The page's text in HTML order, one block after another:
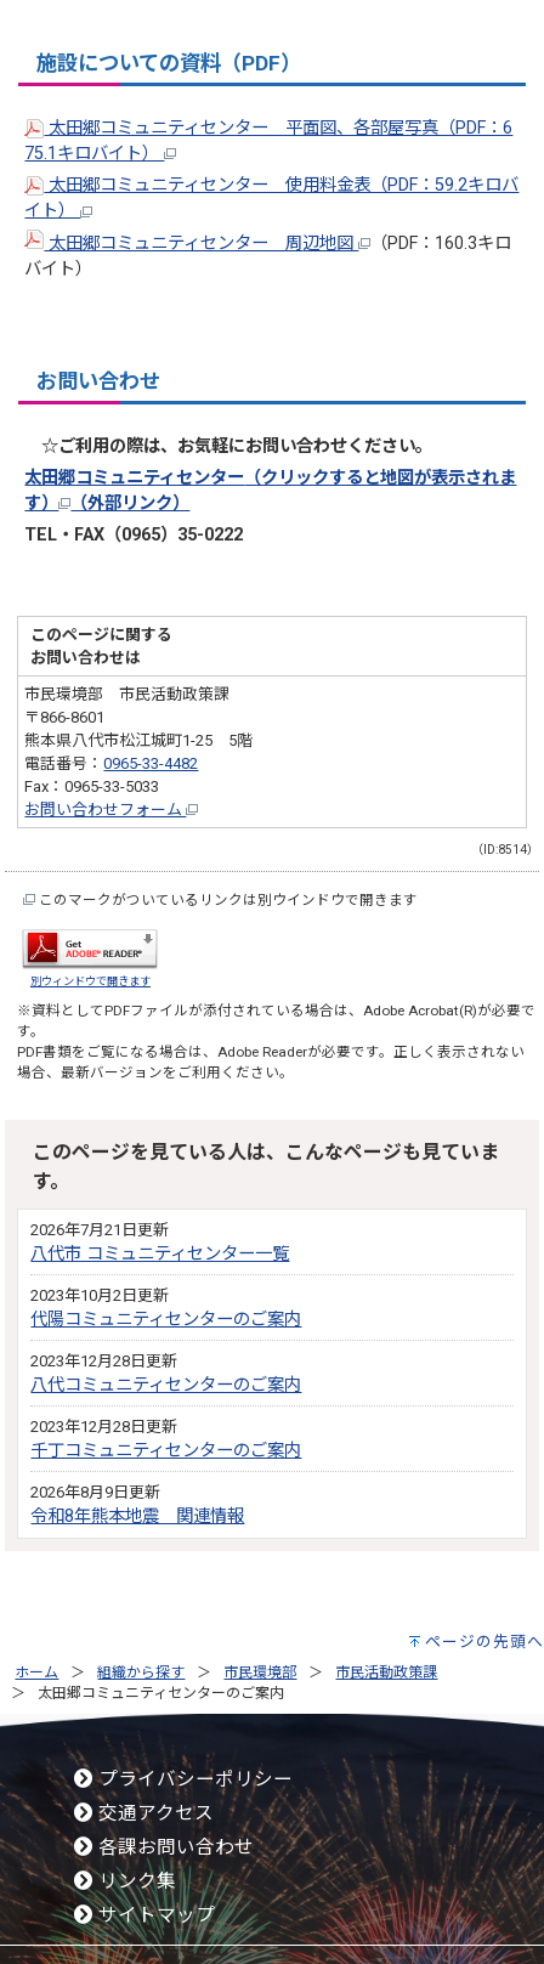
施設についての資料（PDF）
太田郷コミュニティセンター 平面図、各部屋写真（PDF：6
75.1キロバイト）
太田郷コミュニティセンター 使用料金表（PDF：59.2キロバ
イト）
太田郷コミュニティセンター 周辺地図
（PDF：160.3キロ
バイト）
お問い合わせ
☆ご利用の際は、お気軽にお問い合わせください。
太田郷コミュニティセンター （クリックすると地図が表示されま
す）
（外部リンク）
TEL・FAX（0965）35-0222
このページに関する
お問い合わせは
市民環境部 市民活動政策課
〒866-8601
熊本県八代市松江城町1-25 5階
電話番号：0965-33-4482
Fax：0965-33-5033
お問い合わせフォーム
（ID:8514）
このマークがついているリンクは別ウインドウで開きます
別ウィンドウで開きます
※資料としてPDFファイルが添付されている場合は、Adobe Acrobat(R)が必要で
す。
PDF書類をご覧になる場合は、Adobe Readerが必要です。正しく表示されない
場合、最新バージョンをご利用ください。
このページを見ている人は、こんなページも見ていま
す。
2026年7月21日更新
八代市 コミュニティセンター一覧
2023年10月2日更新
代陽コミュニティセンターのご案内
2023年12月28日更新
八代コミュニティセンターのご案内
2023年12月28日更新
千丁コミュニティセンターのご案内
2026年8月9日更新
令和8年熊本地震 関連情報
ページの先頭へ
ホーム 組織から探す 市民環境部
市民活動政策課
太田郷コミュニティセンターのご案内
プライバシーポリシー
交通アクセス
各課お問い合わせ
リンク集
サイトマップ